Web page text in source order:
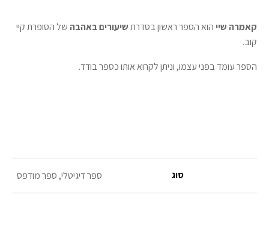
קאמרה שיי הוא הספר ראשון בסדרתשיעורים באהבה של הסופרת קיי
קוב.
הספר עומד בפני עצמו, וניתן לקרוא אותו כספר בודד.
סוג ספר דיגיטלי, ספר מודפס